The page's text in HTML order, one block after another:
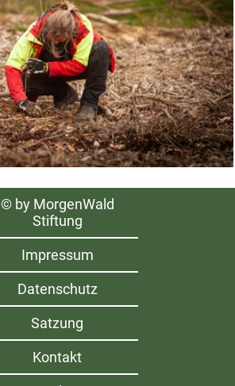
© by MorgenWald
Stiftung
Impressum
Datenschutz
Satzung
Kontakt